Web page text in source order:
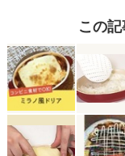
この記